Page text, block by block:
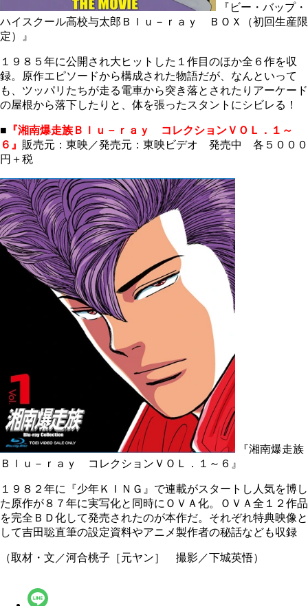
『ビー・バップ・
ハイスクール高校与太郎Ｂｌｕ－ｒａｙ ＢＯＸ（初回生産限
定）』
１９８５年に公開され大ヒットした１作目のほか全６作を収
録。原作エピソードから構成された物語だが、なんといって
も、ツッパリたちが走る電車から突き落とされたりアーケード
の屋根から落下したりと、体を張ったスタントにシビレる！
■ 『湘南爆走族Ｂｌｕ－ｒａｙ コレクションＶＯＬ．１～
６』 販売元：東映／発売元：東映ビデオ 発売中 各５０００
円＋税
『湘南爆走族
Ｂｌｕ－ｒａｙ コレクションＶＯＬ．１～６』
１９８２年に『少年ＫＩＮＧ』で連載がスタートし人気を博し
た原作が８７年に実写化と同時にＯＶＡ化。ＯＶＡ全１２作品
を完全ＢＤ化して発売されたのが本作だ。それぞれ特典映像と
して吉田聡直筆の設定資料やアニメ製作者の秘話なども収録
（取材・文／河合桃子［元ヤン］ 撮影／下城英悟）